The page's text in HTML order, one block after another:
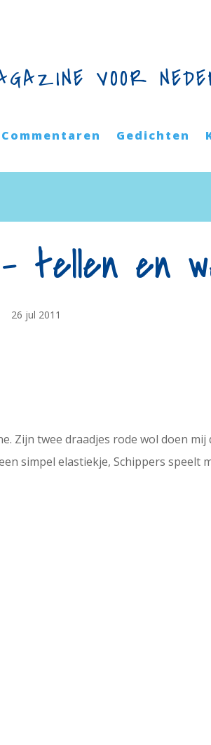
VOOR
Commentaren Gedichten
tellen en
26 jul 2011
Zijn twee draadjes rode wol doen
simpel elastiekje, Schippers speelt